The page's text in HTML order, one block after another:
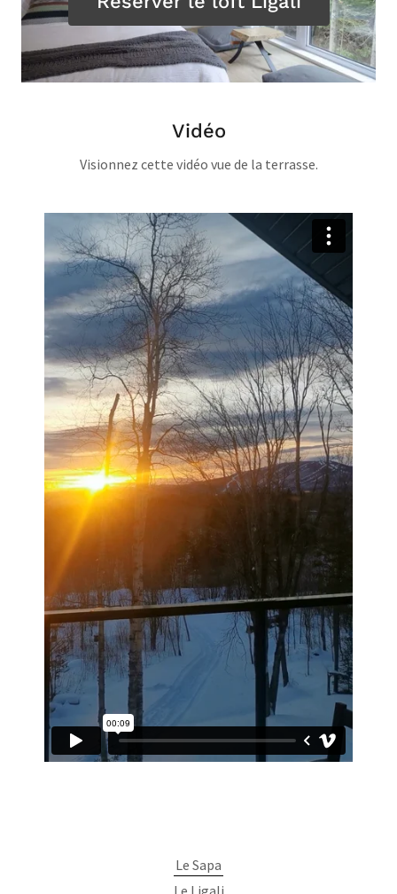
Vidéo
Visionnez cette vidéo vue de la terrasse.
Le Sapa
Le Ligali